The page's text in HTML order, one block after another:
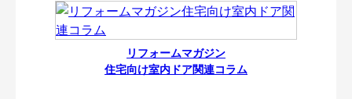
リフォームマガジン
住宅向け室内ドア関連コラム